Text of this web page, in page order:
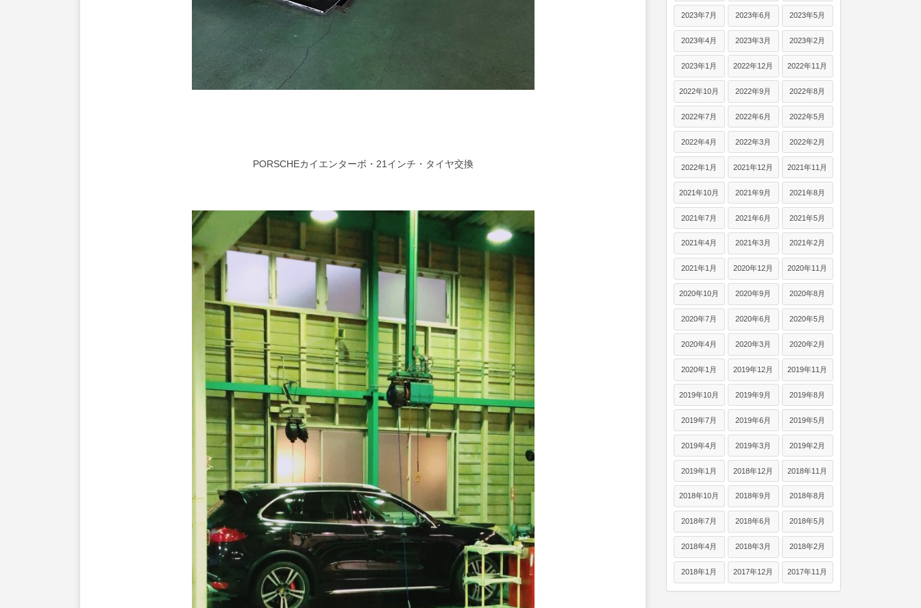
PORSCHEカイエンターボ・21インチ・タイヤ交換
2023年7月 2023年6月 2023年5月
2023年4月 2023年3月 2023年2月
2023年1月 2022年12月 2022年11月
2022年10月 2022年9月 2022年8月
2022年7月 2022年6月 2022年5月
2022年4月 2022年3月 2022年2月
2022年1月 2021年12月 2021年11月
2021年10月 2021年9月 2021年8月
2021年7月 2021年6月 2021年5月
2021年4月 2021年3月 2021年2月
2021年1月 2020年12月 2020年11月
2020年10月 2020年9月 2020年8月
2020年7月 2020年6月 2020年5月
2020年4月 2020年3月 2020年2月
2020年1月 2019年12月 2019年11月
2019年10月 2019年9月 2019年8月
2019年7月 2019年6月 2019年5月
2019年4月 2019年3月 2019年2月
2019年1月 2018年12月 2018年11月
2018年10月 2018年9月 2018年8月
2018年7月 2018年6月 2018年5月
2018年4月 2018年3月 2018年2月
2018年1月 2017年12月 2017年11月